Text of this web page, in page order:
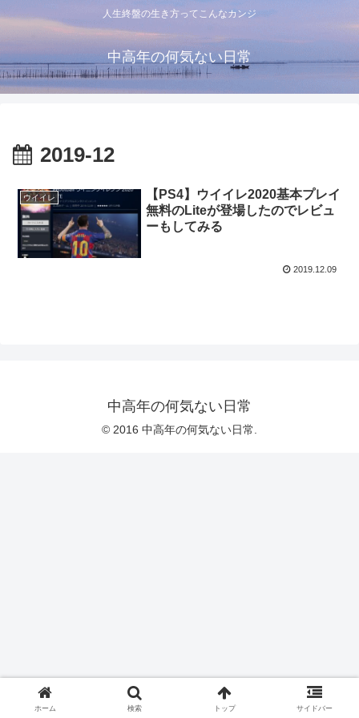
人生終盤の生き方ってこんなカンジ
中高年の何気ない日常
2019-12
ウイイレ
【PS4】ウイイレ2020基本プレイ
無料のLiteが登場したのでレビュ
ーもしてみる
2019.12.09
中高年の何気ない日常
© 2016 中高年の何気ない日常.
ホーム 検索 トップ サイドバー